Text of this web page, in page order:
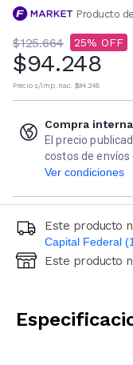
Producto
$125.664 25
$94.248
Precio s/imp. nac. $94.248
Compra
El precio
costos de
Ver condiciones
Este producto
Capital Federal
Ingresá código
Este producto